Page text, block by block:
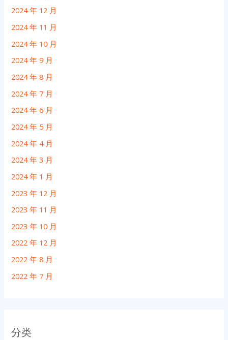
2024 年 12 月
2024 年 11 月
2024 年 10 月
2024 年 9 月
2024 年 8 月
2024 年 7 月
2024 年 6 月
2024 年 5 月
2024 年 4 月
2024 年 3 月
2024 年 1 月
2023 年 12 月
2023 年 11 月
2023 年 10 月
2022 年 12 月
2022 年 8 月
2022 年 7 月
分类